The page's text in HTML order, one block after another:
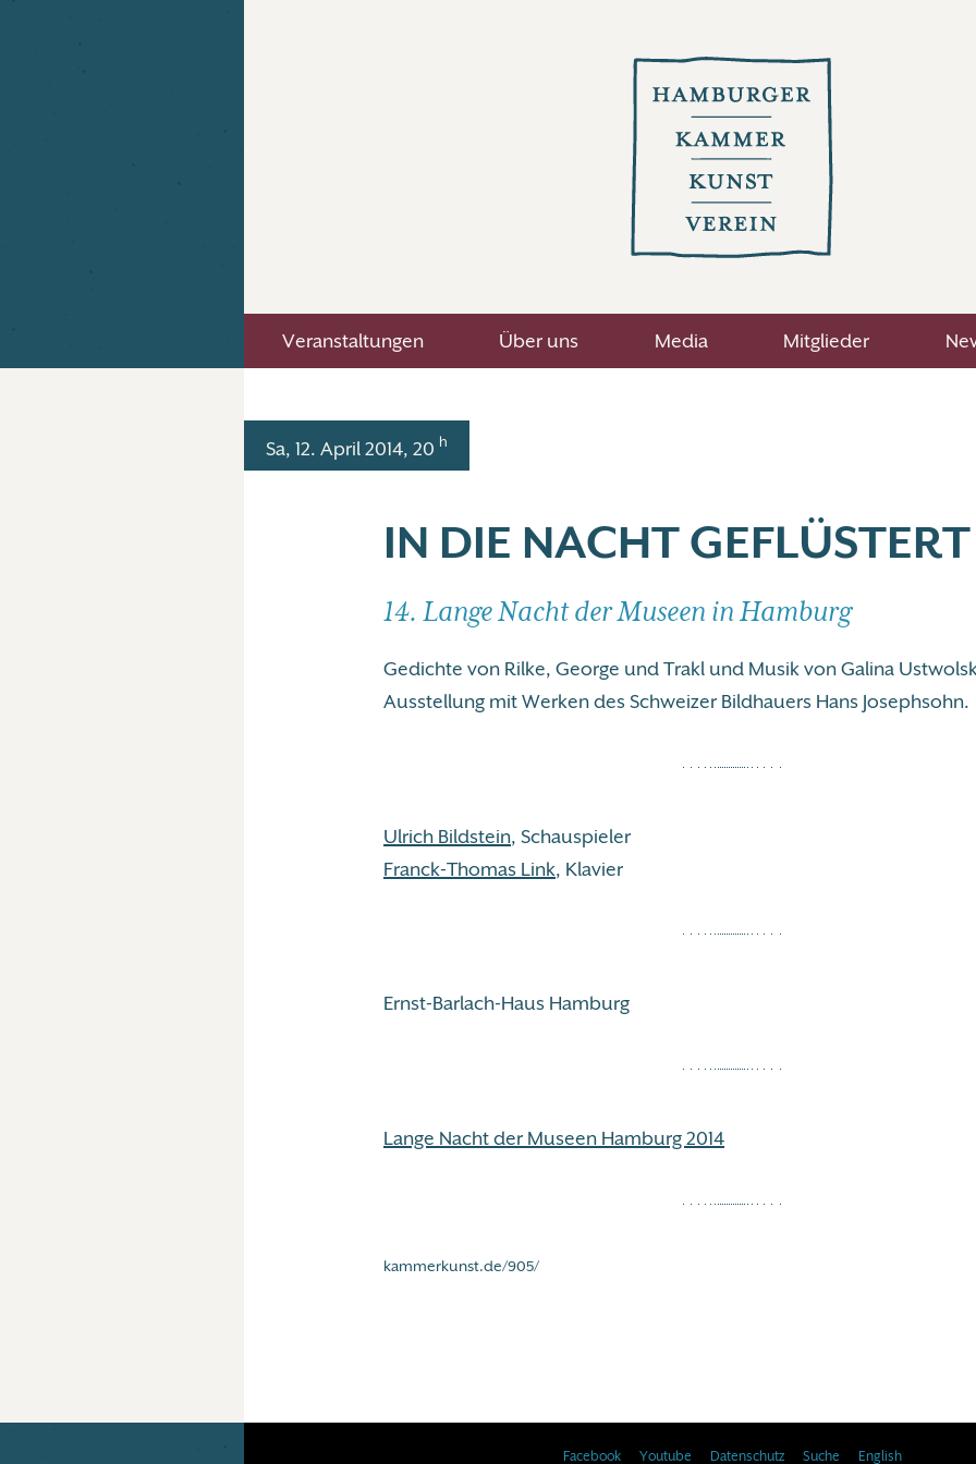
Veranstaltungen Über uns Media Mitglieder
Sa, 12. April 2014, 20 h
IN DIE NACHT GEFLÜSTERT
14. Lange Nacht der Museen in Hamburg
Gedichte von Rilke, George und Trakl und Musik von Galina
Ausstellung mit Werken des Schweizer Bildhauers Hans Josephsohn.
Ulrich Bildstein, Schauspieler
Franck-Thomas Link, Klavier
Ernst-Barlach-Haus Hamburg
Lange Nacht der Museen Hamburg 2014
kammerkunst.de/905/
Facebook Youtube Datenschutz Suche English